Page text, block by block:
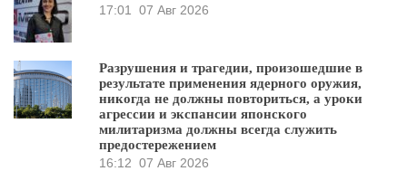
17:01
07 Авг 2026
Разрушения и трагедии, произошедшие в
результате применения ядерного оружия,
никогда не должны повториться, а уроки
агрессии и экспансии японского
милитаризма должны всегда служить
предостережением
16:12 07 Авг 2026